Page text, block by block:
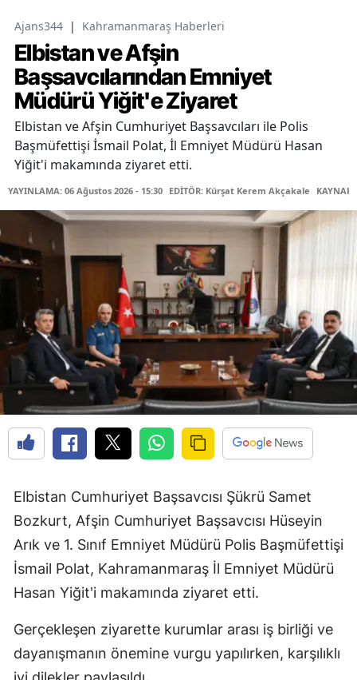
Ajans344 | Kahramanmaraş Haberleri
Elbistan ve Afşin
Başsavcılarından Emniyet
Müdürü Yiğit'e Ziyaret
Elbistan ve Afşin Cumhuriyet Başsavcıları ile Polis
Başmüfettişi İsmail Polat, İl Emniyet Müdürü Hasan
Yiğit'i makamında ziyaret etti.
YAYINLAMA: 06 Ağustos 2026 - 15:30 EDİTÖR: Kürşat Kerem Akçakale
Elbistan Cumhuriyet Başsavcısı Şükrü Samet
Bozkurt, Afşin Cumhuriyet Başsavcısı Hüseyin
Arık ve 1. Sınıf Emniyet Müdürü Polis Başmüfettişi
İsmail Polat, Kahramanmaraş İl Emniyet Müdürü
Hasan Yiğit'i makamında ziyaret etti.
Gerçekleşen ziyarette kurumlar arası iş birliği ve
dayanışmanın önemine vurgu yapılırken, karşılıklı